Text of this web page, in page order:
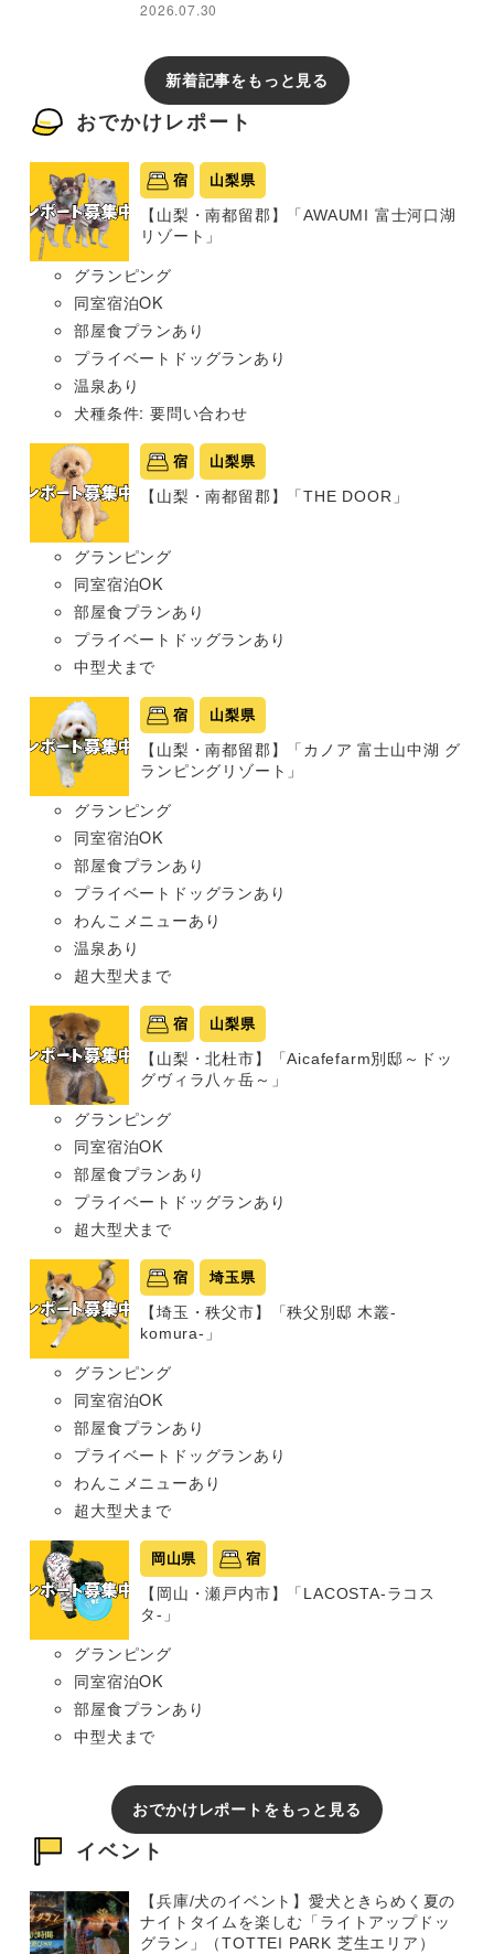
2026.07.30
新着記事をもっと見る
おでかけレポート
宿 山梨県
【山梨・南都留郡】「AWAUMI 富士河口湖
リゾート」
グランピング
同室宿泊OK
部屋食プランあり
プライベートドッグランあり
温泉あり
犬種条件: 要問い合わせ
宿 山梨県
【山梨・南都留郡】「THE DOOR」
グランピング
同室宿泊OK
部屋食プランあり
プライベートドッグランあり
中型犬まで
宿 山梨県
【山梨・南都留郡】「カノア 富士山中湖 グ
ランピングリゾート」
グランピング
同室宿泊OK
部屋食プランあり
プライベートドッグランあり
わんこメニューあり
温泉あり
超大型犬まで
宿 山梨県
【山梨・北杜市】「Aicafefarm別邸～ドッ
グヴィラ八ヶ岳～」
グランピング
同室宿泊OK
部屋食プランあり
プライベートドッグランあり
超大型犬まで
宿 埼玉県
【埼玉・秩父市】「秩父別邸 木叢-
komura-」
グランピング
同室宿泊OK
部屋食プランあり
プライベートドッグランあり
わんこメニューあり
超大型犬まで
岡山県 宿
【岡山・瀬戸内市】「LACOSTA-ラコス
タ-」
グランピング
同室宿泊OK
部屋食プランあり
中型犬まで
おでかけレポートをもっと見る
イベント
【兵庫/犬のイベント】愛犬ときらめく夏の
ナイトタイムを楽しむ「ライトアップドッ
グラン」（TOTTEI PARK 芝生エリア）